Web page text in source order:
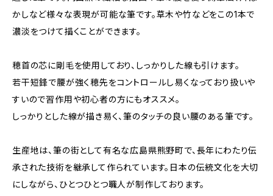
かしなど様々な表現が可能な筆です。草木や竹などをこの1本で
濃淡をつけて描くことができます。
穂首の芯に剛毛を使用しており、しっかりした線も引けます。
若干短鋒で腰が強く穂先をコントロールし易くなっており扱いや
すいので習作用や初心者の方にもオススメ。
しっかりとした線が描き易く、筆のタッチの良い腰のある筆です。
生産地は、筆の街として有名な広島県熊野町で、長年にわたり伝
承された技術を継承して作られています。日本の伝統文化を大切
にしながら、ひとつひとつ職人が制作しております。